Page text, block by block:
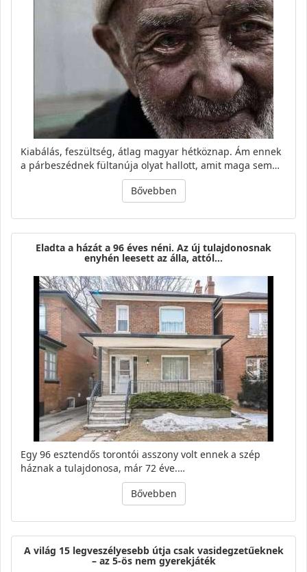
Kiabálás, feszültség, átlag magyar hétköznap. Ám ennek
a párbeszédnek fültanúja olyat hallott, amit maga sem…
Bővebben
Eladta a házát a 96 éves néni. Az új tulajdonosnak
enyhén leesett az álla, attól…
Egy 96 esztendős torontói asszony volt ennek a szép
háznak a tulajdonosa, már 72 éve.…
Bővebben
A világ 15 legveszélyesebb útja csak vasidegzetűeknek
– az 5-ös nem gyerekjáték